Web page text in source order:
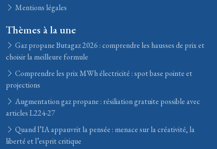
Mentions légales
Thèmes à la une
Gaz propane Butagaz 2026 : comprendre les hausses de prix et
choisir la meilleure formule
Comprendre les prix MWh électricité : spot base pointe et
projections
Augmentation gaz propane : résiliation gratuite possible avec
articles L224-27
Quand l’IA appauvrit la pensée : menace sur la créativité, la
liberté et l’esprit critique